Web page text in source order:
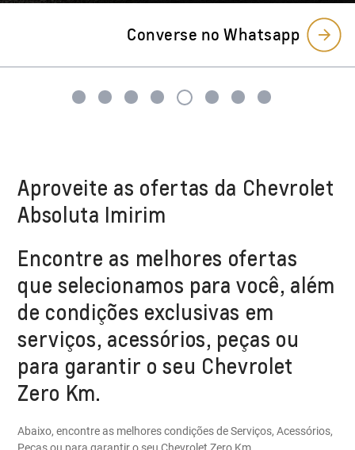
Aproveite as ofertas da Chevrolet
Absoluta Imirim
Encontre as melhores ofertas
que selecionamos para você, além
de condições exclusivas em
serviços, acessórios, peças ou
para garantir o seu Chevrolet
Zero Km.
Abaixo, encontre as melhores condições de Serviços, Acessórios,